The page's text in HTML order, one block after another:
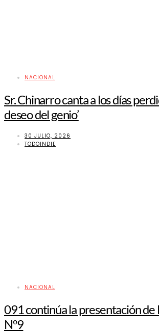
NACIONAL
Sr. Chinarro canta a los días
deseo del genio’
30 JULIO, 2026
TODOINDIE
NACIONAL
091 continúa la presentación de
Nº9